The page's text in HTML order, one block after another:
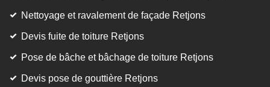
Nettoyage et ravalement de façade Retjons
Devis fuite de toiture Retjons
Pose de bâche et bâchage de toiture Retjons
Devis pose de gouttière Retjons